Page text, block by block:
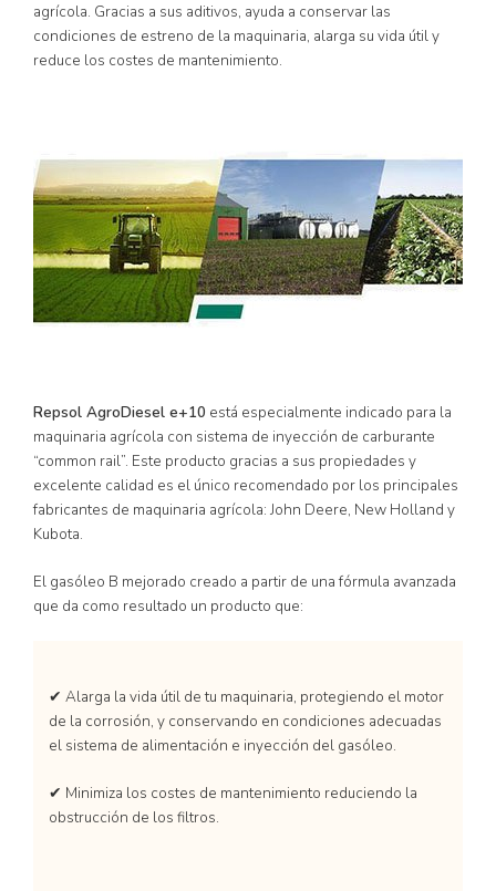
agrícola. Gracias a sus aditivos, ayuda a conservar las
condiciones de estreno de la maquinaria, alarga su vida útil y
reduce los costes de mantenimiento.
Repsol AgroDiesel e+10 está especialmente indicado para la
maquinaria agrícola con sistema de inyección de carburante
“common rail”. Este producto gracias a sus propiedades y
excelente calidad es el único recomendado por los principales
fabricantes de maquinaria agrícola: John Deere, New Holland y
Kubota.
El gasóleo B mejorado creado a partir de una fórmula avanzada
que da como resultado un producto que:
✔ Alarga la vida útil de tu maquinaria, protegiendo el motor
de la corrosión, y conservando en condiciones adecuadas
el sistema de alimentación e inyección del gasóleo.
✔ Minimiza los costes de mantenimiento reduciendo la
obstrucción de los filtros.